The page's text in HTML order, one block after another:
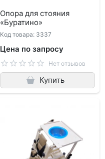
Опора для стояния
«Буратино»
Код товара: 3337
Цена по запросу
Нет отзывов
Купить